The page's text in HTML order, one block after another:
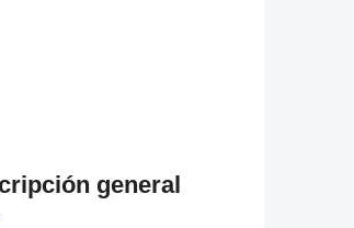
general